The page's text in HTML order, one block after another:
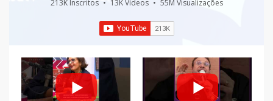
213K Inscritos • 13K Vídeos • 55M Visualizações